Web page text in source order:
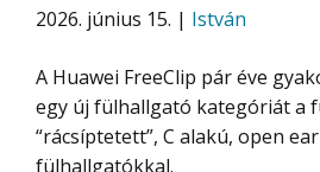
2026. június 15. | István
A Huawei FreeClip pár éve
egy új fülhallgató kategóriát a
“rácsíptetett”, C alakú, open
fülhallgatókkal.